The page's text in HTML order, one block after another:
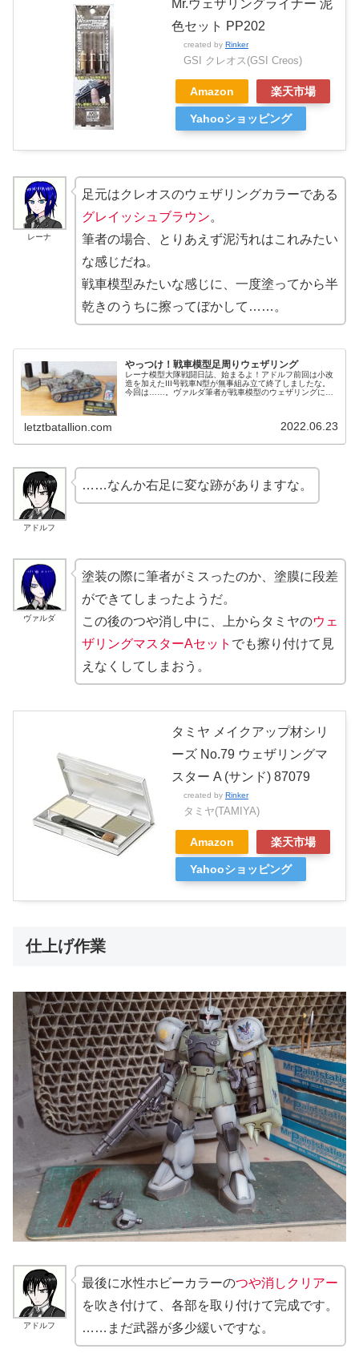
Mr.ウェザリングライナー 泥
色セット PP202
created by Rinker
GSI クレオス(GSI Creos)
Amazon 楽天市場
Yahooショッピング
レーナ
足元はクレオスのウェザリングカラーである
グレイッシュブラウン。
筆者の場合、とりあえず泥汚れはこれみたい
な感じだね。
戦車模型みたいな感じに、一度塗ってから半
乾きのうちに擦ってぼかして……。
やっつけ！戦車模型足周りウェザリング
レーナ模型大隊戦闘日誌、始まるよ！アドルフ前回は小改
造を加えたIII号戦車N型が無事組み立て終了しましたな。
今回は……。ヴァルダ筆者が戦車模型のウェザリングにつ
letztbatallion.com 2022.06.23
アドルフ
……なんか右足に変な跡がありますな。
ヴァルダ
塗装の際に筆者がミスったのか、塗膜に段差
ができてしまったようだ。
この後のつや消し中に、上からタミヤのウェ
ザリングマスターAセット でも擦り付けて見
えなくしてしまおう。
タミヤ メイクアップ材シリ
ーズ No.79 ウェザリングマ
スター A (サンド) 87079
created by Rinker
タミヤ(TAMIYA)
Amazon 楽天市場
Yahooショッピング
仕上げ作業
アドルフ
最後に水性ホビーカラーのつや消しクリアー
を吹き付けて、各部を取り付けて完成です。
……まだ武器が多少緩いですな。